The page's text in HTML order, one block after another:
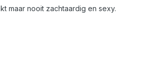
maar nooit zachtaardig en sexy.